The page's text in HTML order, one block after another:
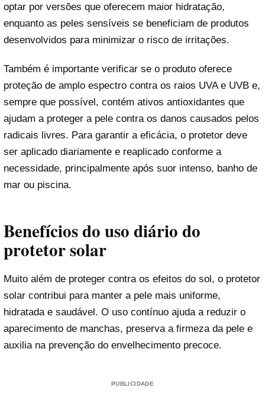
optar por versões que oferecem maior hidratação,
enquanto as peles sensíveis se beneficiam de produtos
desenvolvidos para minimizar o risco de irritações.
Também é importante verificar se o produto oferece
proteção de amplo espectro contra os raios UVA e UVB e,
sempre que possível, contém ativos antioxidantes que
ajudam a proteger a pele contra os danos causados pelos
radicais livres. Para garantir a eficácia, o protetor deve
ser aplicado diariamente e reaplicado conforme a
necessidade, principalmente após suor intenso, banho de
mar ou piscina.
Benefícios do uso diário do
protetor solar
Muito além de proteger contra os efeitos do sol, o protetor
solar contribui para manter a pele mais uniforme,
hidratada e saudável. O uso contínuo ajuda a reduzir o
aparecimento de manchas, preserva a firmeza da pele e
auxilia na prevenção do envelhecimento precoce.
PUBLICIDADE